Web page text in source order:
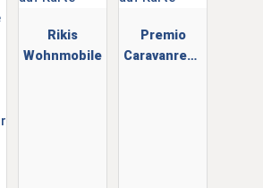
Rikis
Wohnmobile
Premio
Caravanrepa